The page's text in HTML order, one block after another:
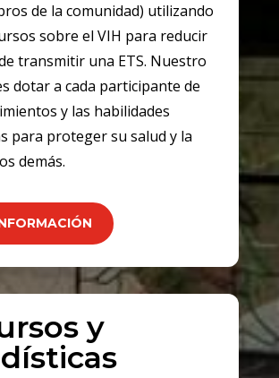
de la comunidad) utilizando
sobre el VIH para reducir
transmitir una ETS. Nuestro
dotar a cada participante de
y las habilidades
para proteger su salud y la
demás.
y